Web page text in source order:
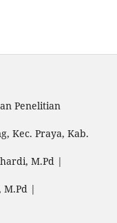
Penelitian
Kec. Praya, Kab.
M.Pd |
M.Pd |